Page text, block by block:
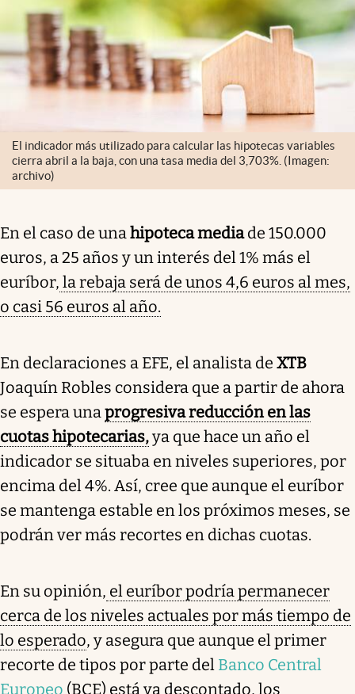
El indicador más utilizado para calcular las hipotecas variables
cierra abril a la baja, con una tasa media del 3,703%. (Imagen:
archivo)
En el caso de una hipoteca mediade 150.000
euros, a 25 años y un interés del 1% más el
euríbor, la rebaja será de unos 4,6 euros al mes,
o casi 56 euros al año.
En declaraciones a EFE, el analista de XTB
Joaquín Robles considera que a partir de ahora
se espera una progresiva reducción en las
cuotas hipotecarias,ya que hace un año el
indicador se situaba en niveles superiores, por
encima del 4%. Así, cree que aunque el euríbor
se mantenga estable en los próximos meses, se
podrán ver más recortes en dichas cuotas.
En su opinión, el euríbor podría permanecer
cerca de los niveles actuales por más tiempo de
lo esperado, y asegura que aunque el primer
recorte de tipos por parte del Banco Central
Europeo (BCE) está ya descontado, los